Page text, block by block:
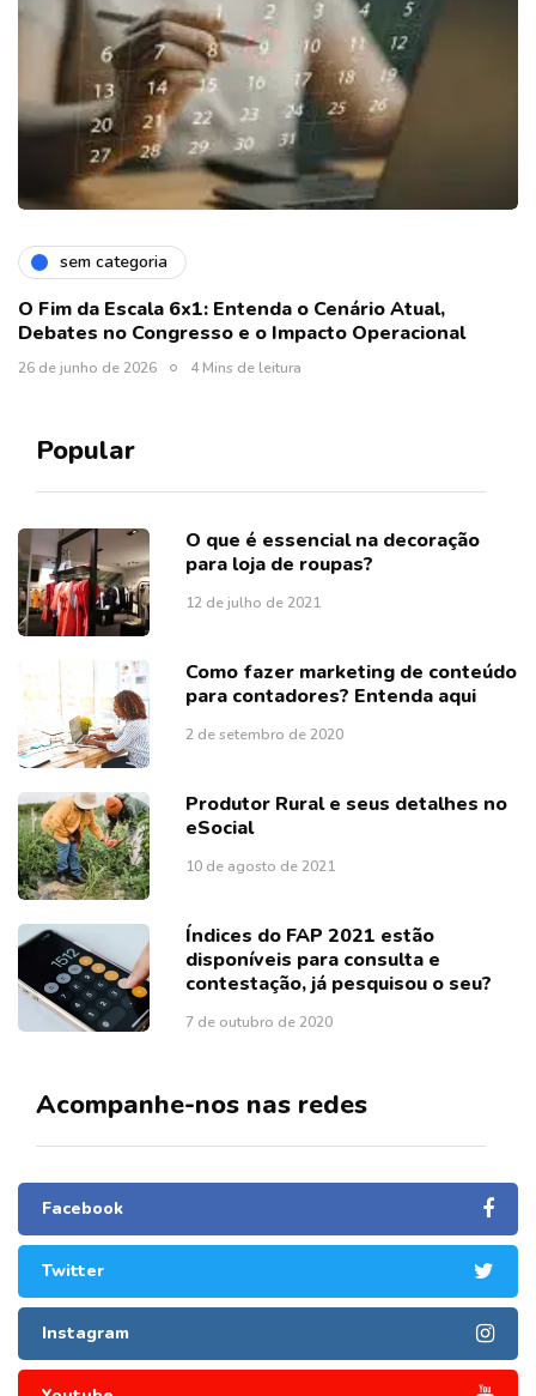
sem categoria
O Fim da Escala 6x1: Entenda o Cenário Atual,
Debates no Congresso e o Impacto Operacional
26 de junho de 2026 4 Mins de leitura
Popular
O que é essencial na decoração
para loja de roupas?
12 de julho de 2021
Como fazer marketing de conteúdo
para contadores? Entenda aqui
2 de setembro de 2020
Produtor Rural e seus detalhes no
eSocial
10 de agosto de 2021
Índices do FAP 2021 estão
disponíveis para consulta e
contestação, já pesquisou o seu?
7 de outubro de 2020
Acompanhe-nos nas redes
Facebook
Twitter
Instagram